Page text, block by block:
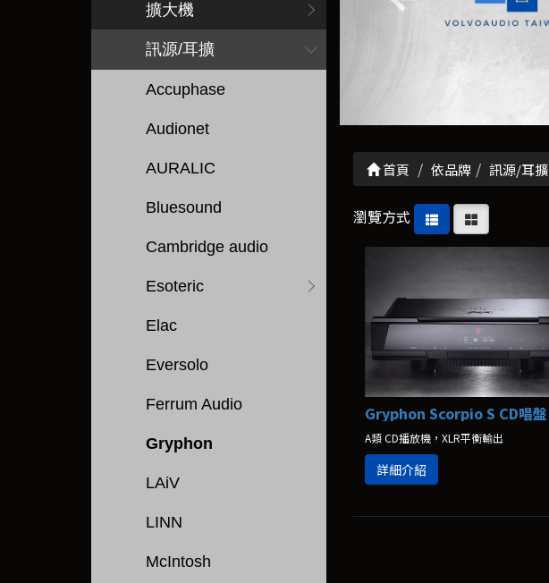
擴大機
訊源/耳擴
Accuphase
Audionet
AURALIC
Bluesound
Cambridge audio
Esoteric
Elac
Eversolo
Ferrum Audio
Gryphon
LAiV
LINN
McIntosh
首頁 依品牌 訊源/耳擴
瀏覽方式
Gryphon Scorpio S CD唱盤
A類 CD播放機，XLR平衡輸出
詳細介紹